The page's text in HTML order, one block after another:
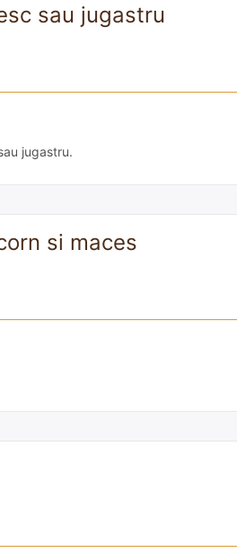
sau jugastru
jugastru.
si maces